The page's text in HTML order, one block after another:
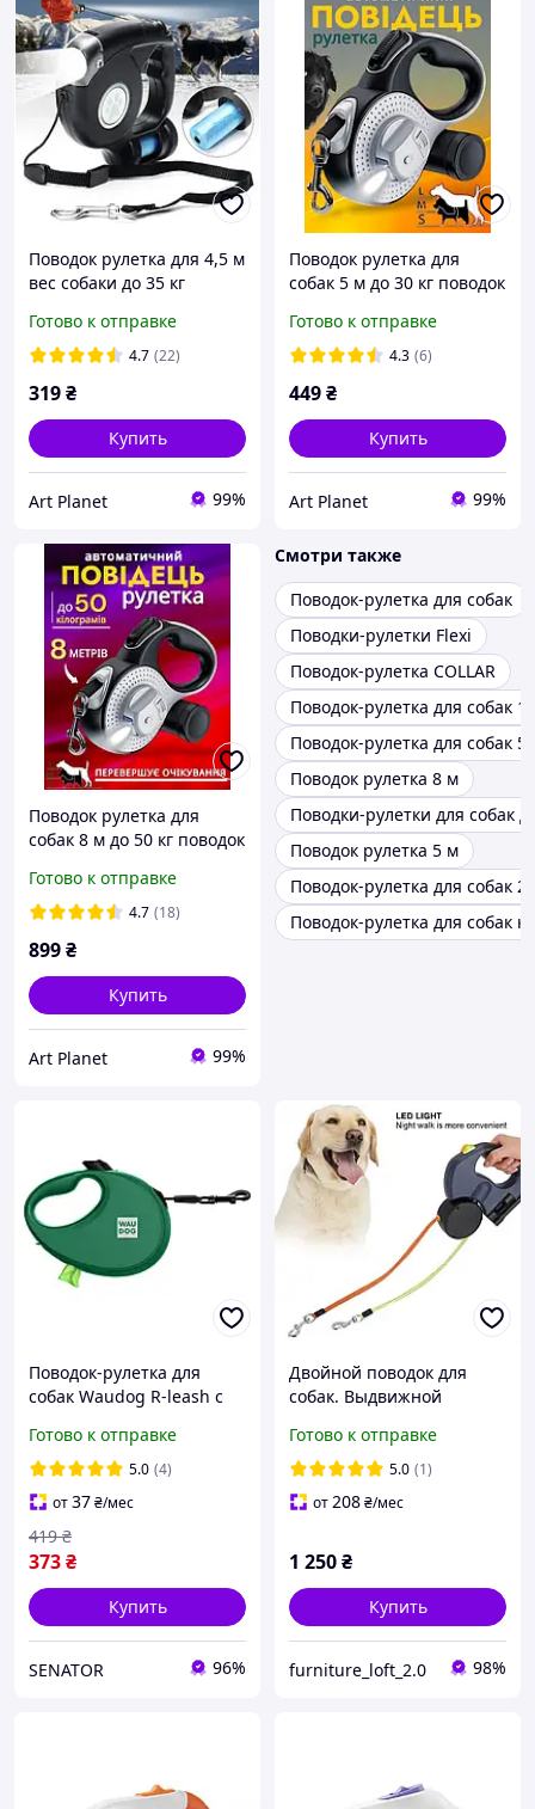
Поводок рулетка для 4,5 м
вес собаки до 35 кг
фонариком и отсеком для
пакетов мусорных
Готово к отправке
4.7 (22)
319₴
Купить
Art Planet 99%
Поводок рулетка для
собак 5 м до 30 кг поводок
гигиенических пакетиков
и фонариком
Готово к отправке
4.3 (6)
449₴
Купить
Art Planet 99%
Поводок рулетка для
собак 8 м до 50 кг поводок
гигиенических пакетиков
и фонариком
Готово к отправке
4.7 (18)
899₴
Купить
Art Planet 99%
Смотри также
Поводок-рулетка для собак
Поводки-рулетки Flexi
Поводок-рулетка COLLAR
Поводок-рулетка для собак
Поводок-рулетка для собак
Поводок рулетка 8 м
Поводки-рулетки для собак
Поводок рулетка 5 м
Поводок-рулетка для собак
Поводок-рулетка для собак
Поводок-рулетка для
собак Waudog R-leash с
пакетов/
светоотражающей
лентой L до 40 кг 5 м
Зеленый (262918 Col)
Готово к отправке
5.0 (4)
от37₴/мес
373₴
419 ₴
Купить
SENATOR 96%
Двойной поводок для
собак. Выдвижной
собаках.
Готово к отправке
5.0 (1)
от208₴/мес
1 250₴
Купить
furniture_loft_2.0 98%